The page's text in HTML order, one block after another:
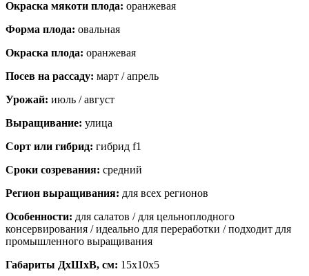
Окраска мякоти плода: оранжевая
Форма плода: овальная
Окраска плода: оранжевая
Посев на рассаду: март / апрель
Урожай: июль / август
Выращивание: улица
Сорт или гибрид: гибрид f1
Сроки созревания: средний
Регион выращивания: для всех регионов
Особенности: для салатов / для цельноплодного
консервирования / идеально для переработки / подходит для
промышленного выращивания
Габариты ДхШхВ, см: 15x10x5